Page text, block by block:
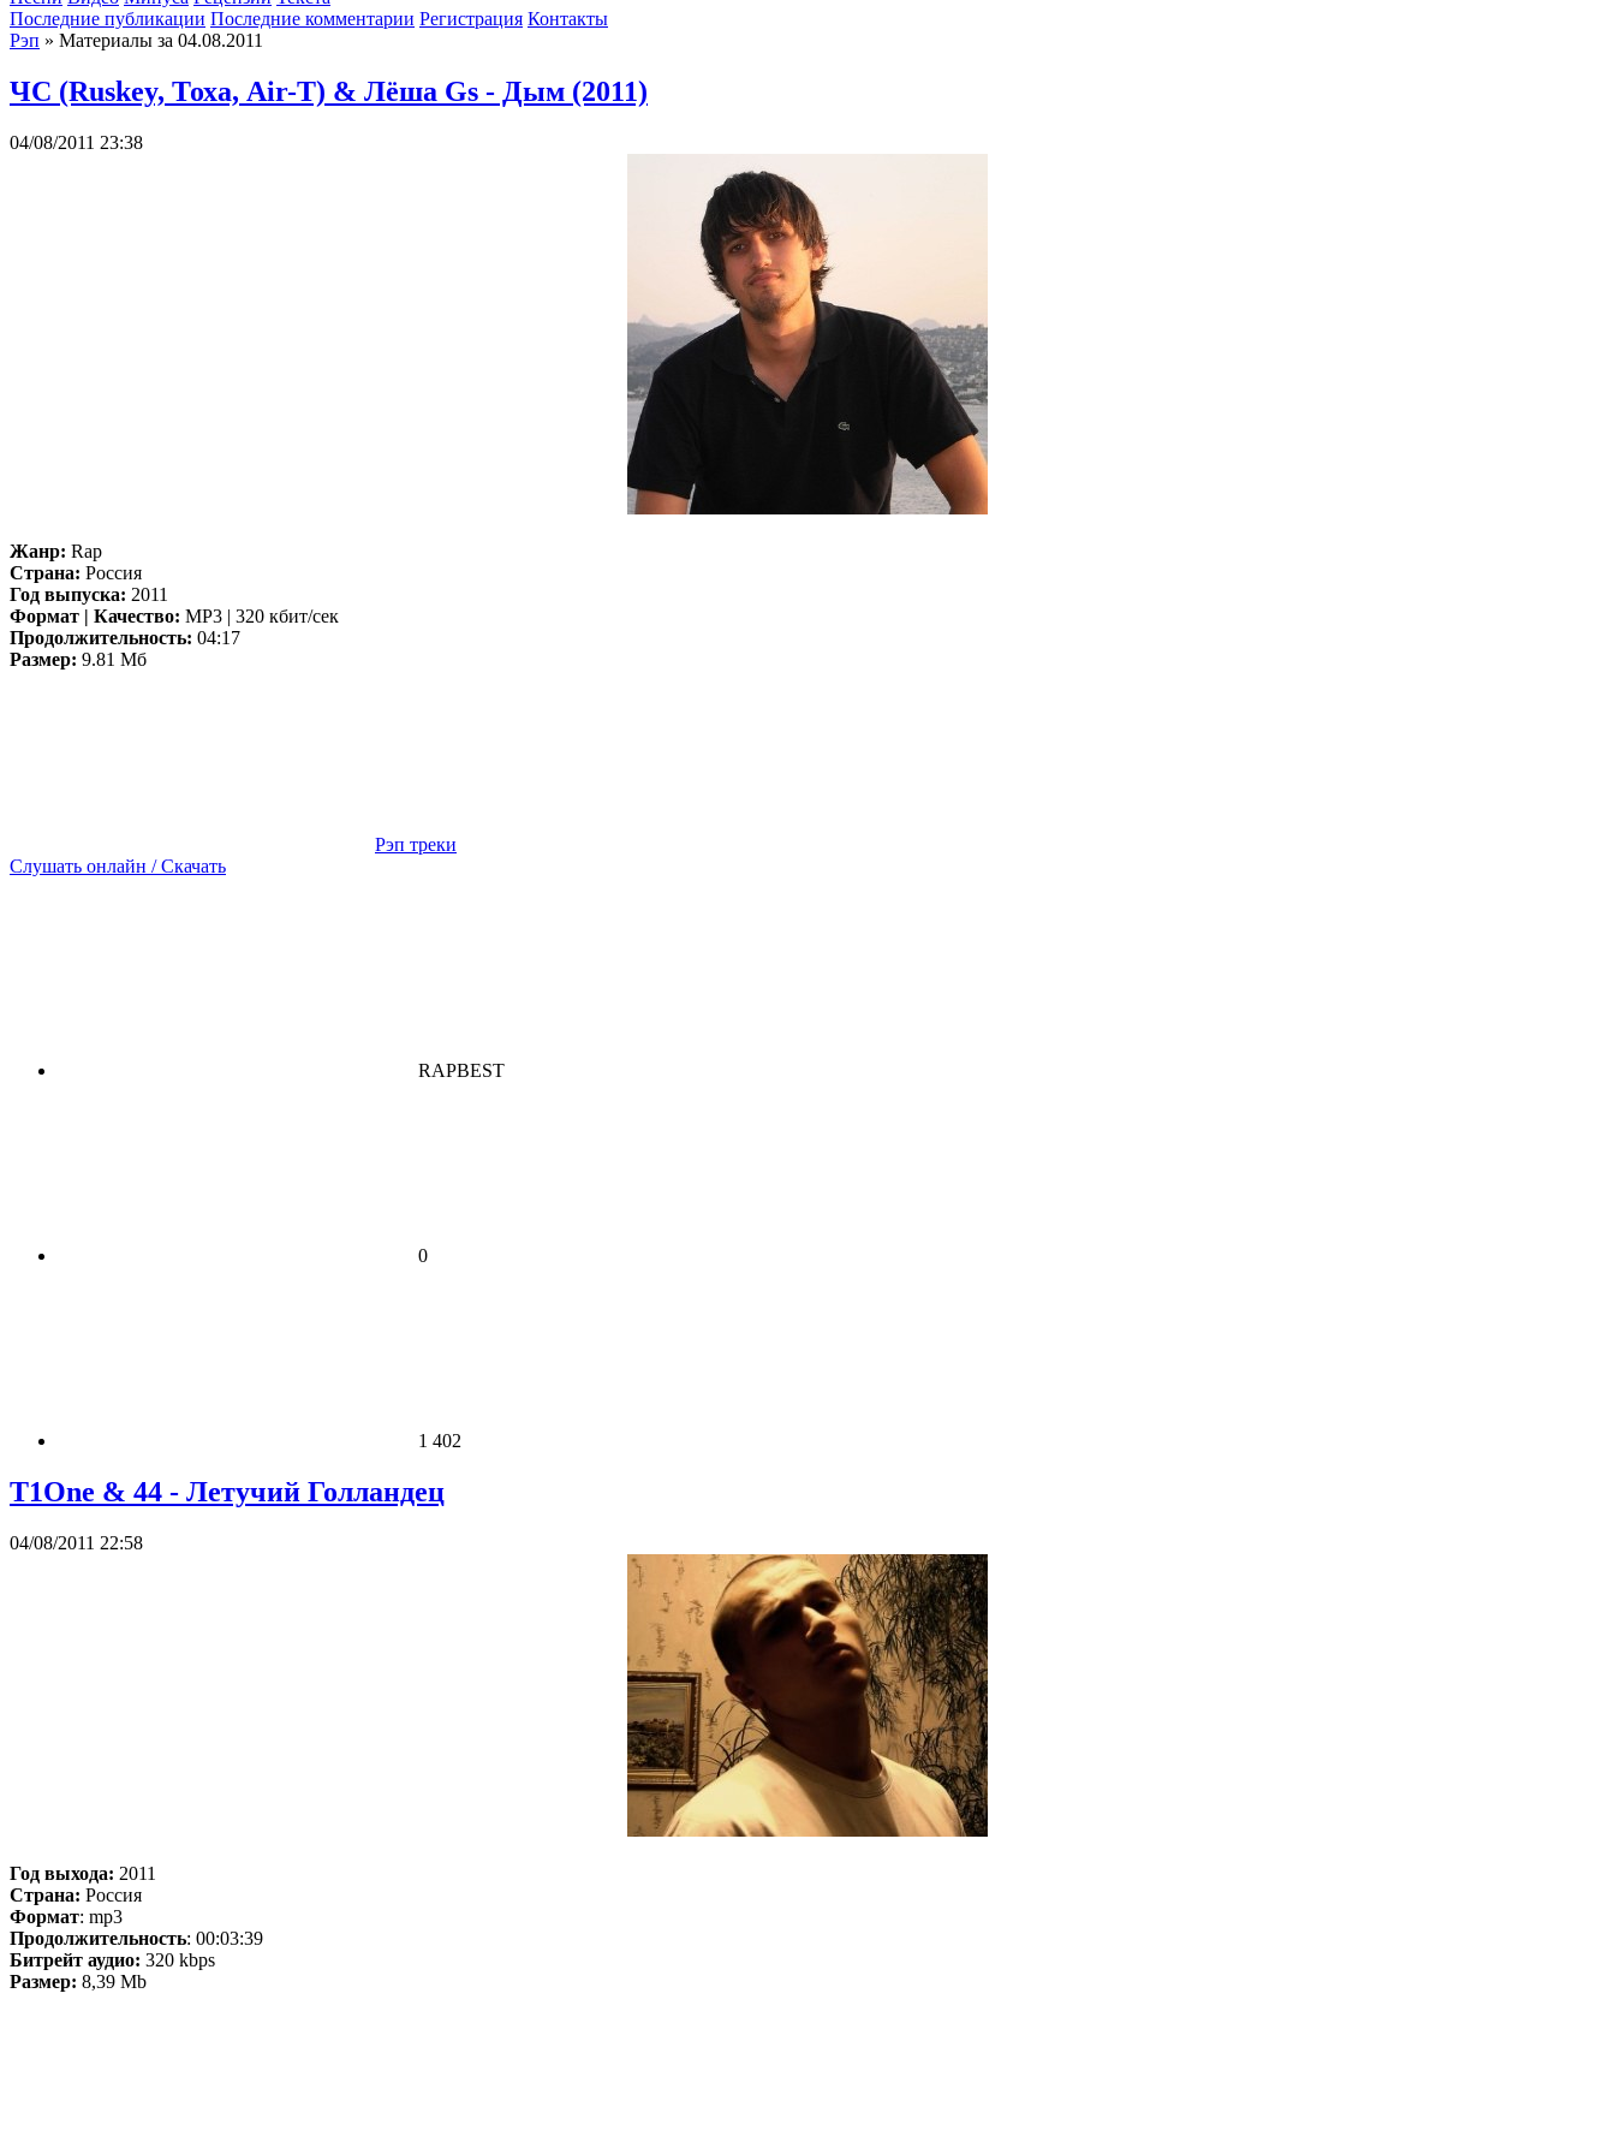
Последние публикации Последние комментарии Регистрация Контакты
Рэп » Материалы за 04.08.2011
ЧС (Ruskey, Тоха, Air-T) & Лёша Gs - Дым (2011)
04/08/2011 23:38
Жанр: Rap
Страна: Россия
Год выпуска: 2011
Формат | Качество: MP3 | 320 кбит/сек
Продолжительность: 04:17
Размер: 9.81 Мб
Рэп треки
Слушать онлайн / Скачать
RAPBEST
0
1 402
T1One & 44 - Летучий Голландец
04/08/2011 22:58
Год выхода: 2011
Страна: Россия
Формат: mp3
Продолжительность: 00:03:39
Битрейт аудио: 320 kbps
Размер: 8,39 Mb